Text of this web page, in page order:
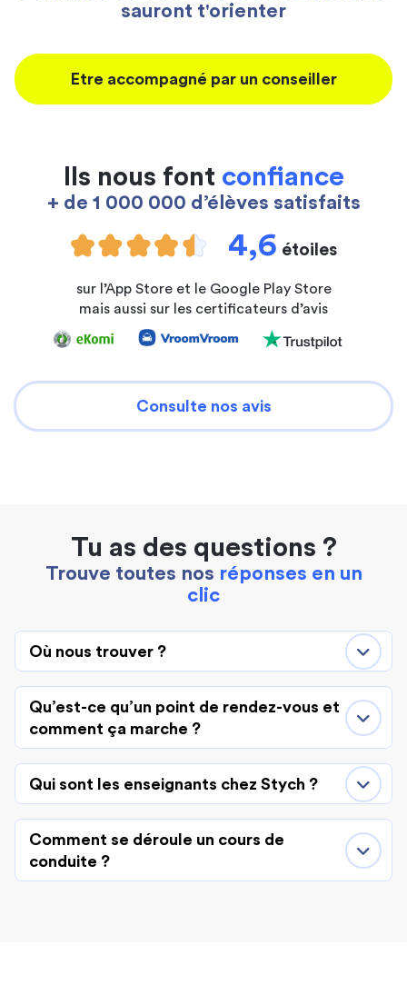
sauront t'orienter
Etre accompagné par un conseiller
Ils nous font confiance
+ de 1 000 000 d’élèves satisfaits
4,6 étoiles
sur l’App Store et le Google Play Store
mais aussi sur les certificateurs d’avis
Consulte nos avis
Tu as des questions ?
Trouve toutes nos réponses en un
clic
Où nous trouver ?
Qu’est-ce qu’un point de rendez-vous et
comment ça marche ?
Qui sont les enseignants chez Stych ?
Comment se déroule un cours de
conduite ?